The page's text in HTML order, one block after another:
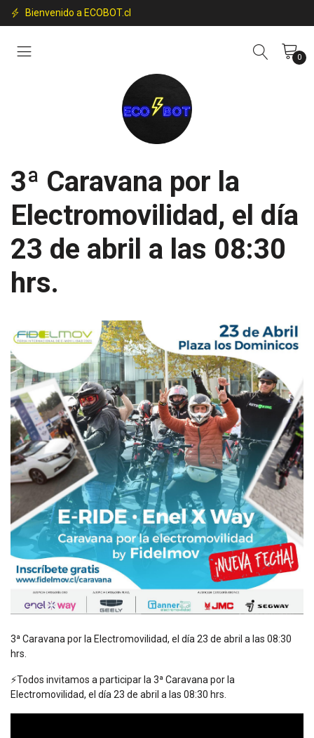
Bienvenido a ECOBOT.cl
0
3ª Caravana por la
Electromovilidad, el día
23 de abril a las 08:30
hrs.
3ª Caravana por la Electromovilidad, el día 23 de abril a las 08:30
hrs.
⚡️Todos invitamos a participar la 3ª Caravana por la
Electromovilidad, el día 23 de abril a las 08:30 hrs.